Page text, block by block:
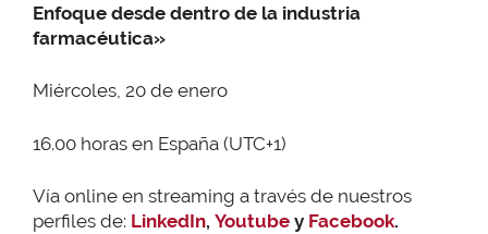
Enfoque desde dentro de la industria
farmacéutica»
Miércoles, 20 de enero
16.00 horas en España (UTC+1)
Vía online en streaming a través de nuestros
perfiles de: LinkedIn, Youtube y Facebook.